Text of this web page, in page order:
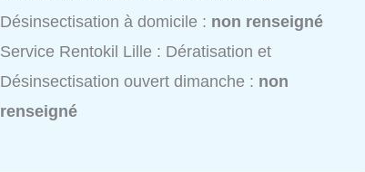
Désinsectisation à domicile : non renseigné
Service Rentokil Lille : Dératisation et
Désinsectisation ouvert dimanche : non
renseigné